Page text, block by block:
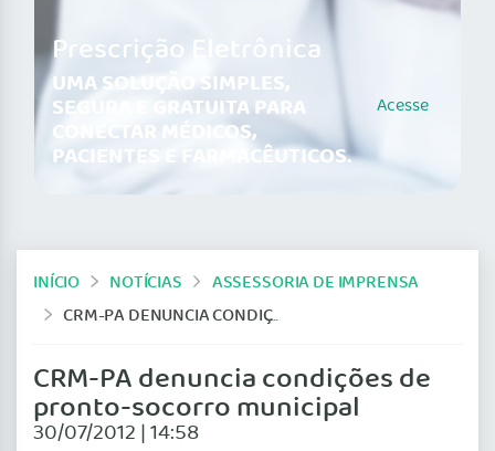
Prescrição Eletrônica
UMA SOLUÇÃO SIMPLES,
SEGURA E GRATUITA PARA
CONECTAR MÉDICOS,
PACIENTES E FARMACÊUTICOS.
Acesse
INÍCIO NOTÍCIAS
ASSESSORIA DE IMPRENSA
CRM-PA DENUNCIA CONDIÇÕES DE PRONTO-SOCORRO MUNICIPAL
CRM-PA denuncia condições de
pronto-socorro municipal
30/07/2012 | 14:58